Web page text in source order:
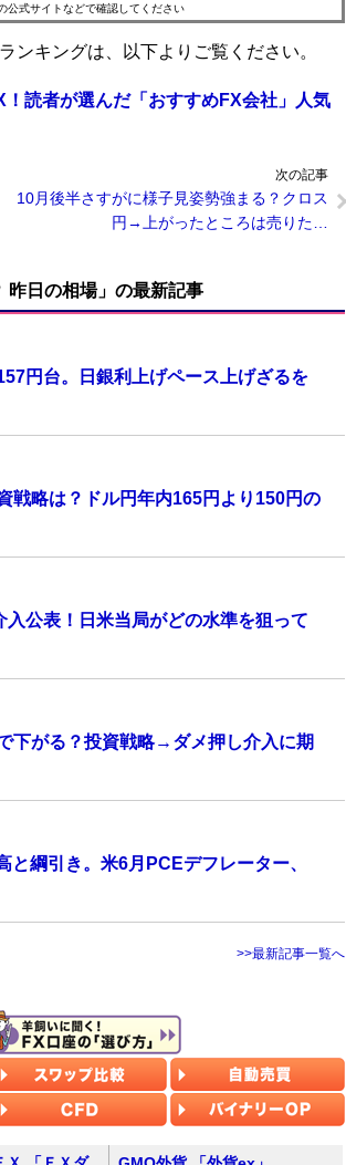
公式サイトなどで確認してください
ンキングは、以下よりご覧ください。
読者が選んだ「おすすめFX会社」人気
次の記事
10月後半さすがに様子見姿勢強まる？クロス
円→上がったところは売りた…
昨日の相場」の最新記事
円台。日銀利上げペース上げざるを
戦略は？ドル円年内165円より150円の
公表！日米当局がどの水準を狙って
下がる？投資戦略→ダメ押し介入に期
綱引き。米6月PCEデフレーター、
>>最新記事一覧へ